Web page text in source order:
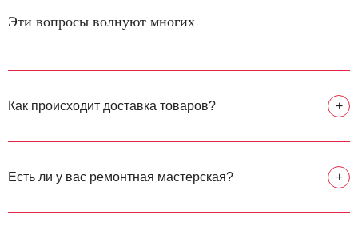
Эти вопросы волнуют многих
Как происходит доставка товаров? +
Есть ли у вас ремонтная мастерская? +